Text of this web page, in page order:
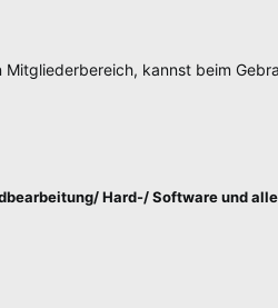
kannst beim